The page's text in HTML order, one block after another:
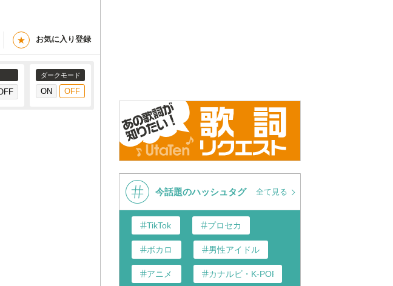
★ お気に入り登録
ダークモード
今話題のハッシュタグ 全て見る
TikTok プロセカ
ボカロ 男性アイドル
アニメ カナルビ・K-POP和訳